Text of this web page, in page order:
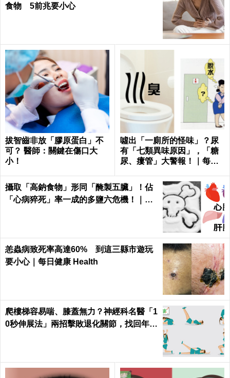
食物 5前兆要小心
拔智齒非放「膠原蛋白」不
可？ 醫師：關鍵在傷口大
小！
噓出「一廁所的怪味」？尿
有「七類異味原因」，「糖
尿、瘻管」大警報！｜每日
攝取「高鈉食物」形同「醃製五臟」！佔
「心病猝死」率一成的多鹽六危機！｜每
恙蟲病致死率高達60% 到這三縣市遊玩
要小心｜每日健康 Health
爬樓梯容易喘、膝蓋無力？神經科名醫「1
0秒伸展法」兩招擊敗退化關節，找回年輕